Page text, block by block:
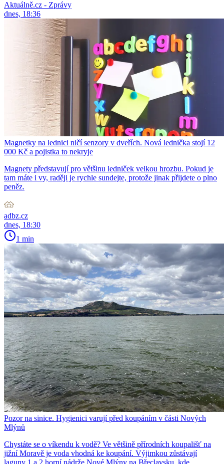
Aktuálně.cz - Zprávy
dnes, 18:36
Magnetky na lednici ničí senzory v dveřích. Nová lednička stojí 12
000 Kč a pojistka to nekryje
Magnety představují pro většinu ledniček velkou hrozbu. Pokud je
tam máte i vy, raději je rychle sundejte, protože jinak přijdete o plno
peněz.
adbz.cz
dnes, 18:30
1 min
Pozor na sinice. Hygienici varují před koupáním v části Nových
Mlýnů
Chystáte se o víkendu k vodě? Ve většině přírodních koupališť na
jižní Moravě je voda vhodná ke koupání. Výjimkou zůstávají